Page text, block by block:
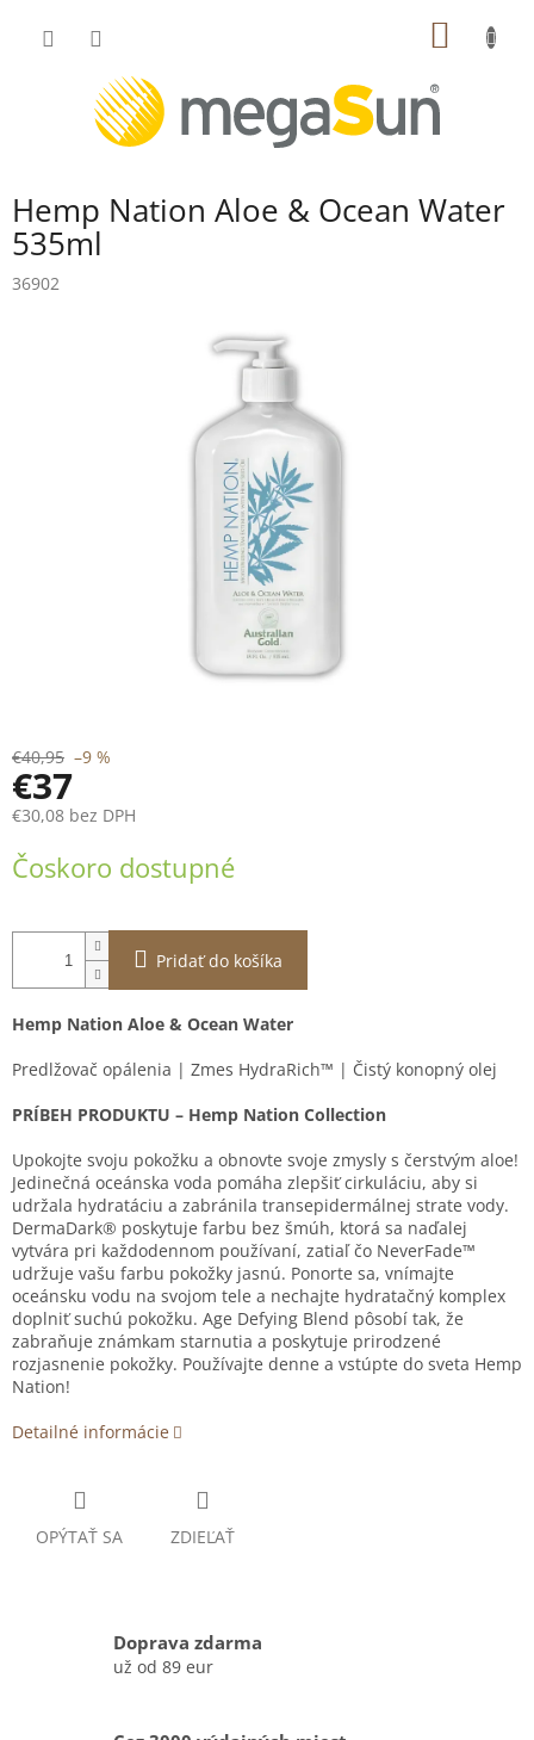
Hemp Nation Aloe & Ocean Water
535ml
36902
€40,95 –9 %
€37
€30,08 bez DPH
Jednotková
cena:
Čoskoro dostupné
Pridať do košíka
Hemp Nation Aloe & Ocean Water
Predlžovač opálenia | Zmes HydraRich™ | Čistý konopný olej
PRÍBEH PRODUKTU – Hemp Nation Collection
Upokojte svoju pokožku a obnovte svoje zmysly s čerstvým aloe!
Jedinečná oceánska voda pomáha zlepšiť cirkuláciu, aby si
udržala hydratáciu a zabránila transepidermálnej strate vody.
DermaDark® poskytuje farbu bez šmúh, ktorá sa naďalej
vytvára pri každodennom používaní, zatiaľ čo NeverFade™
udržuje vašu farbu pokožky jasnú. Ponorte sa, vnímajte
oceánsku vodu na svojom tele a nechajte hydratačný komplex
doplniť suchú pokožku. Age Defying Blend pôsobí tak, že
zabraňuje známkam starnutia a poskytuje prirodzené
rozjasnenie pokožky. Používajte denne a vstúpte do sveta Hemp
Nation!
Detailné informácie
OPÝTAŤ SA ZDIEĽAŤ
Doprava zdarma
už od 89 eur